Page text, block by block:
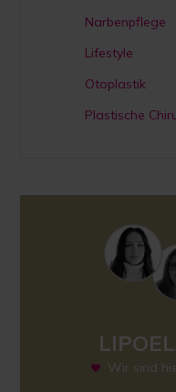
Narbenpflege
Lifestyle
Otoplastik
Plastische
Wir sind